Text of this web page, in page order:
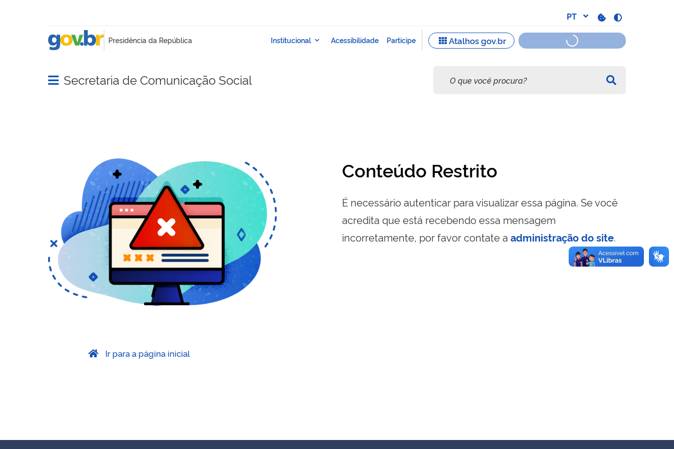
Abrir menu principal de navegação
Secretaria de Comunicação Social
Conteúdo Restrito
É necessário autenticar para visualizar essa página. Se você
acredita que está recebendo essa mensagem
incorretamente, por favor contate a administração do site.
Ir para a página inicial